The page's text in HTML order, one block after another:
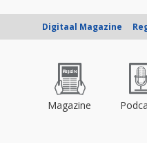
Digitaal Magazine
Magazine